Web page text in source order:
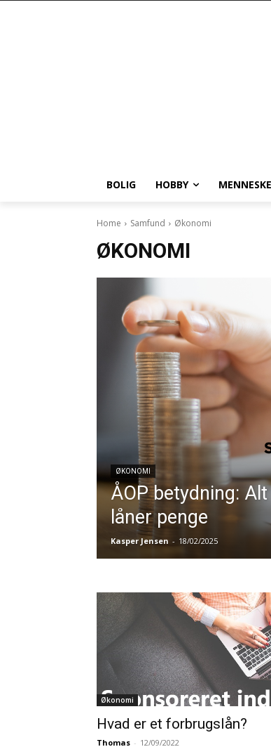
BOLIG HOBBY
Home Samfund Økonomi
ØKONOMI
ØKONOMI
ÅOP betydning:
låner penge
Kasper Jensen - 18/02/2025
Økonomi
Hvad er et forbrugslån?
Thomas - 12/09/2022